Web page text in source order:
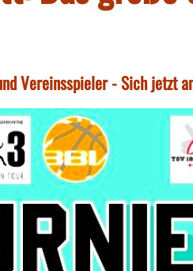
Vereinsspieler - Sich jetzt